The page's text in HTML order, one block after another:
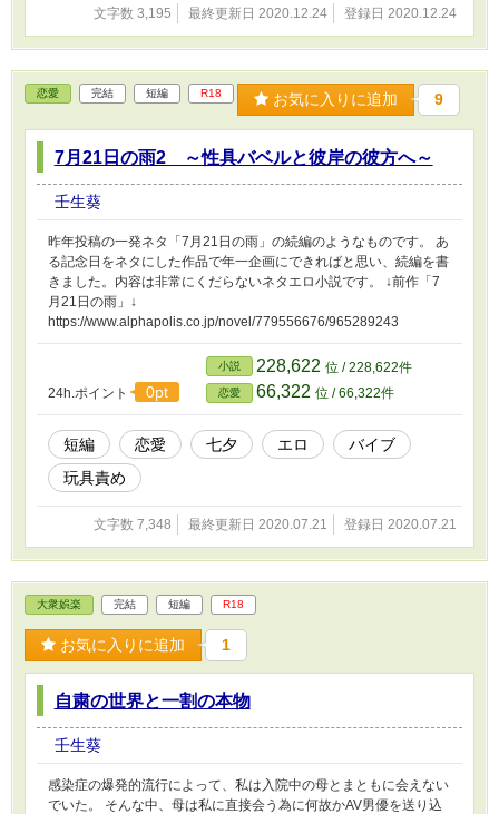
文字数 3,195 最終更新日 2020.12.24 登録日 2020.12.24
恋愛 完結 短編 R18 お気に入りに追加 9
7月21日の雨2 ～性具バベルと彼岸の彼方へ～
壬生葵
昨年投稿の一発ネタ「7月21日の雨」の続編のようなものです。 あ
る記念日をネタにした作品で年一企画にできればと思い、続編を書
きました。内容は非常にくだらないネタエロ小説です。 ↓前作「7
月21日の雨」↓
https://www.alphapolis.co.jp/novel/779556676/965289243
24h.ポイント 0pt
小説 228,622 位 / 228,622件
恋愛 66,322 位 / 66,322件
短編 恋愛 七夕 エロ
バイブ
玩具責め
文字数 7,348 最終更新日 2020.07.21 登録日 2020.07.21
大衆娯楽 完結 短編 R18
お気に入りに追加 1
自粛の世界と一割の本物
壬生葵
感染症の爆発的流行によって、私は入院中の母とまともに会えない
でいた。 そんな中、母は私に直接会う為に何故かAV男優を送り込